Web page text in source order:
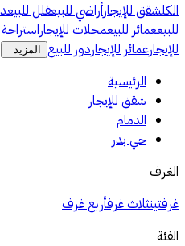
الكلشقق للإيجارأراضي للبيعفلل للبيع
للبيععمائر للبيعمحلات للإيجاراستراحة
للإيجارعمائر للإيجاردور للبيع المزيد
الرئيسية
شقق للإيجار
الدمام
حي بدر
الغرف
غرفتينثلاث غرفأربع غرف
الفئة